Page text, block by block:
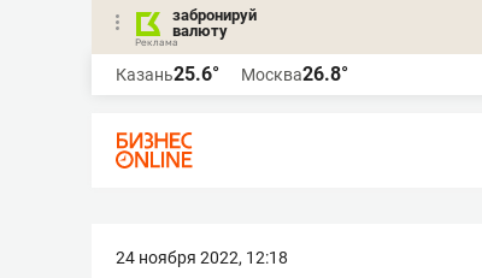
забронируй
валюту
Казань25.6° Москва26.8°
24 ноября 2022, 12:18